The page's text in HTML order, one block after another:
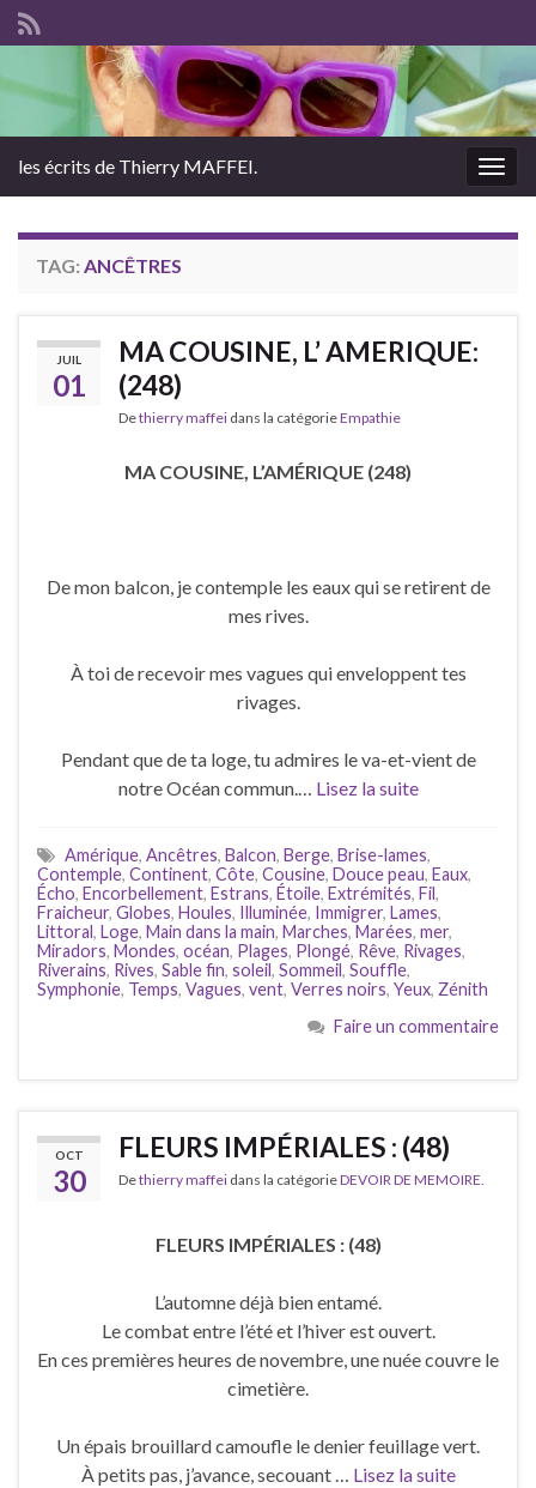
les écrits de Thierry MAFFEI.
TAG: ANCÊTRES
JUIL
01
MA COUSINE, L’ AMERIQUE:
(248)
Dethierry maffei dans la catégorieEmpathie
MA COUSINE, L’AMÉRIQUE (248)
De mon balcon, je contemple les eaux qui se retirent de
mes rives.
À toi de recevoir mes vagues qui enveloppent tes
rivages.
Pendant que de ta loge, tu admires le va-et-vient de
notre Océan commun.… Lisez la suite
Amérique, Ancêtres, Balcon, Berge, Brise-lames,
Contemple, Continent, Côte, Cousine, Douce peau, Eaux,
Écho, Encorbellement, Estrans, Étoile, Extrémités, Fil,
Fraicheur, Globes, Houles, Illuminée, Immigrer, Lames,
Littoral, Loge, Main dans la main, Marches, Marées, mer,
Miradors, Mondes, océan, Plages, Plongé, Rêve, Rivages,
Riverains, Rives, Sable fin, soleil, Sommeil, Souffle,
Symphonie, Temps, Vagues, vent, Verres noirs, Yeux, Zénith
Faire un commentaire
OCT
30
FLEURS IMPÉRIALES : (48)
Dethierry maffei dans la catégorieDEVOIR DE MEMOIRE.
FLEURS IMPÉRIALES : (48)
L’automne déjà bien entamé.
Le combat entre l’été et l’hiver est ouvert.
En ces premières heures de novembre, une nuée couvre le
cimetière.
Un épais brouillard camoufle le denier feuillage vert.
À petits pas, j’avance, secouant … Lisez la suite